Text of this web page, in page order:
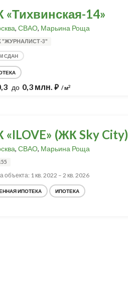
«Тихвинская-14»
, СВАО, Марьина Роща
"ЖУРНАЛИСТ-3"
СДАН
до 0,3 млн. ⃏ / м2
(ЖК Sky City)
, СВАО, Марьина Роща
объекта: 1 кв. 2022 – 2 кв. 2026
ИПОТЕКА ИПОТЕКА